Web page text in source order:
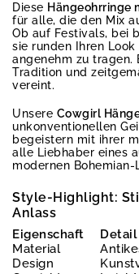
Diese Hängeohrringe
für alle, die den Mix
Ob auf Festivals, bei
sie runden Ihren
angenehm zu tragen.
Tradition und
vereint.
Unsere Cowgirl
unkonventionellen
begeistern mit ihrer
alle Liebhaber eines
modernen Bohemian-
Style-Highlight:
Anlass
Eigenschaft
Detail
Material
Design